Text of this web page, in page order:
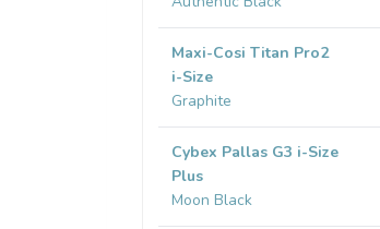
Maxi-Cosi Titan Pro2
i-Size
Graphite
Cybex Pallas G3 i-Size
Plus
Moon Black